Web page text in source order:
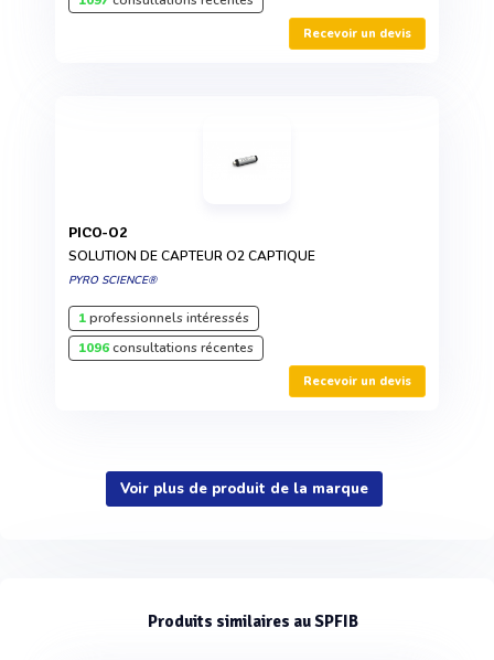
Recevoir un devis
PICO-O2
SOLUTION DE CAPTEUR O2 CAPTIQUE
PYRO SCIENCE®
1professionnels intéressés
1096consultations récentes
Recevoir un devis
Voir plus de produit de la marque
Produits similaires au SPFIB